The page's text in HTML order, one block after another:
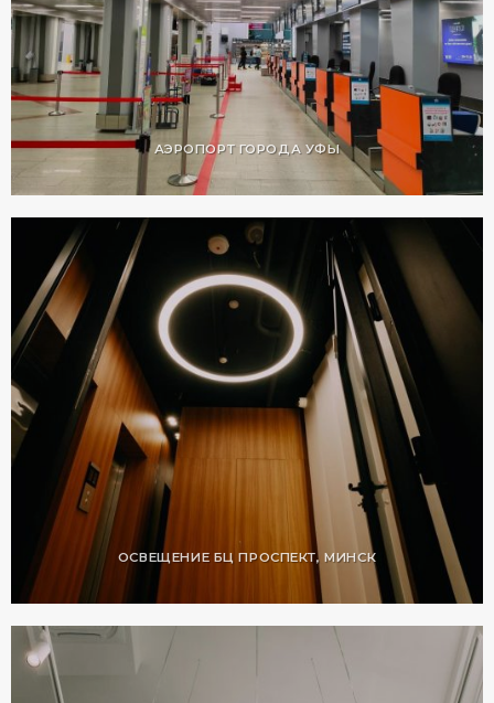
АЭРОПОРТ ГОРОДА УФЫ
ОСВЕЩЕНИЕ БЦ ПРОСПЕКТ, МИНСК